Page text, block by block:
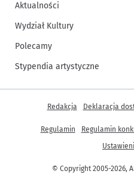
Aktualności
Wydział Kultury
Polecamy
Stypendia artystyczne
© Copyright 2005-2026,
Inne informacje
Redakcja Deklaracja
Regulamin Regulamin